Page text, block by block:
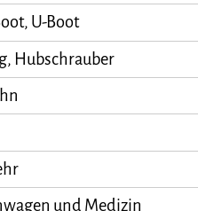
U-Boot
Hubschrauber
und Medizin